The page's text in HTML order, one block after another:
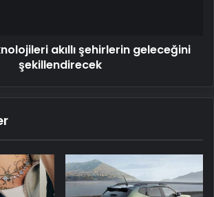
akıllı şehirlerin geleceğini
şekillendirecek